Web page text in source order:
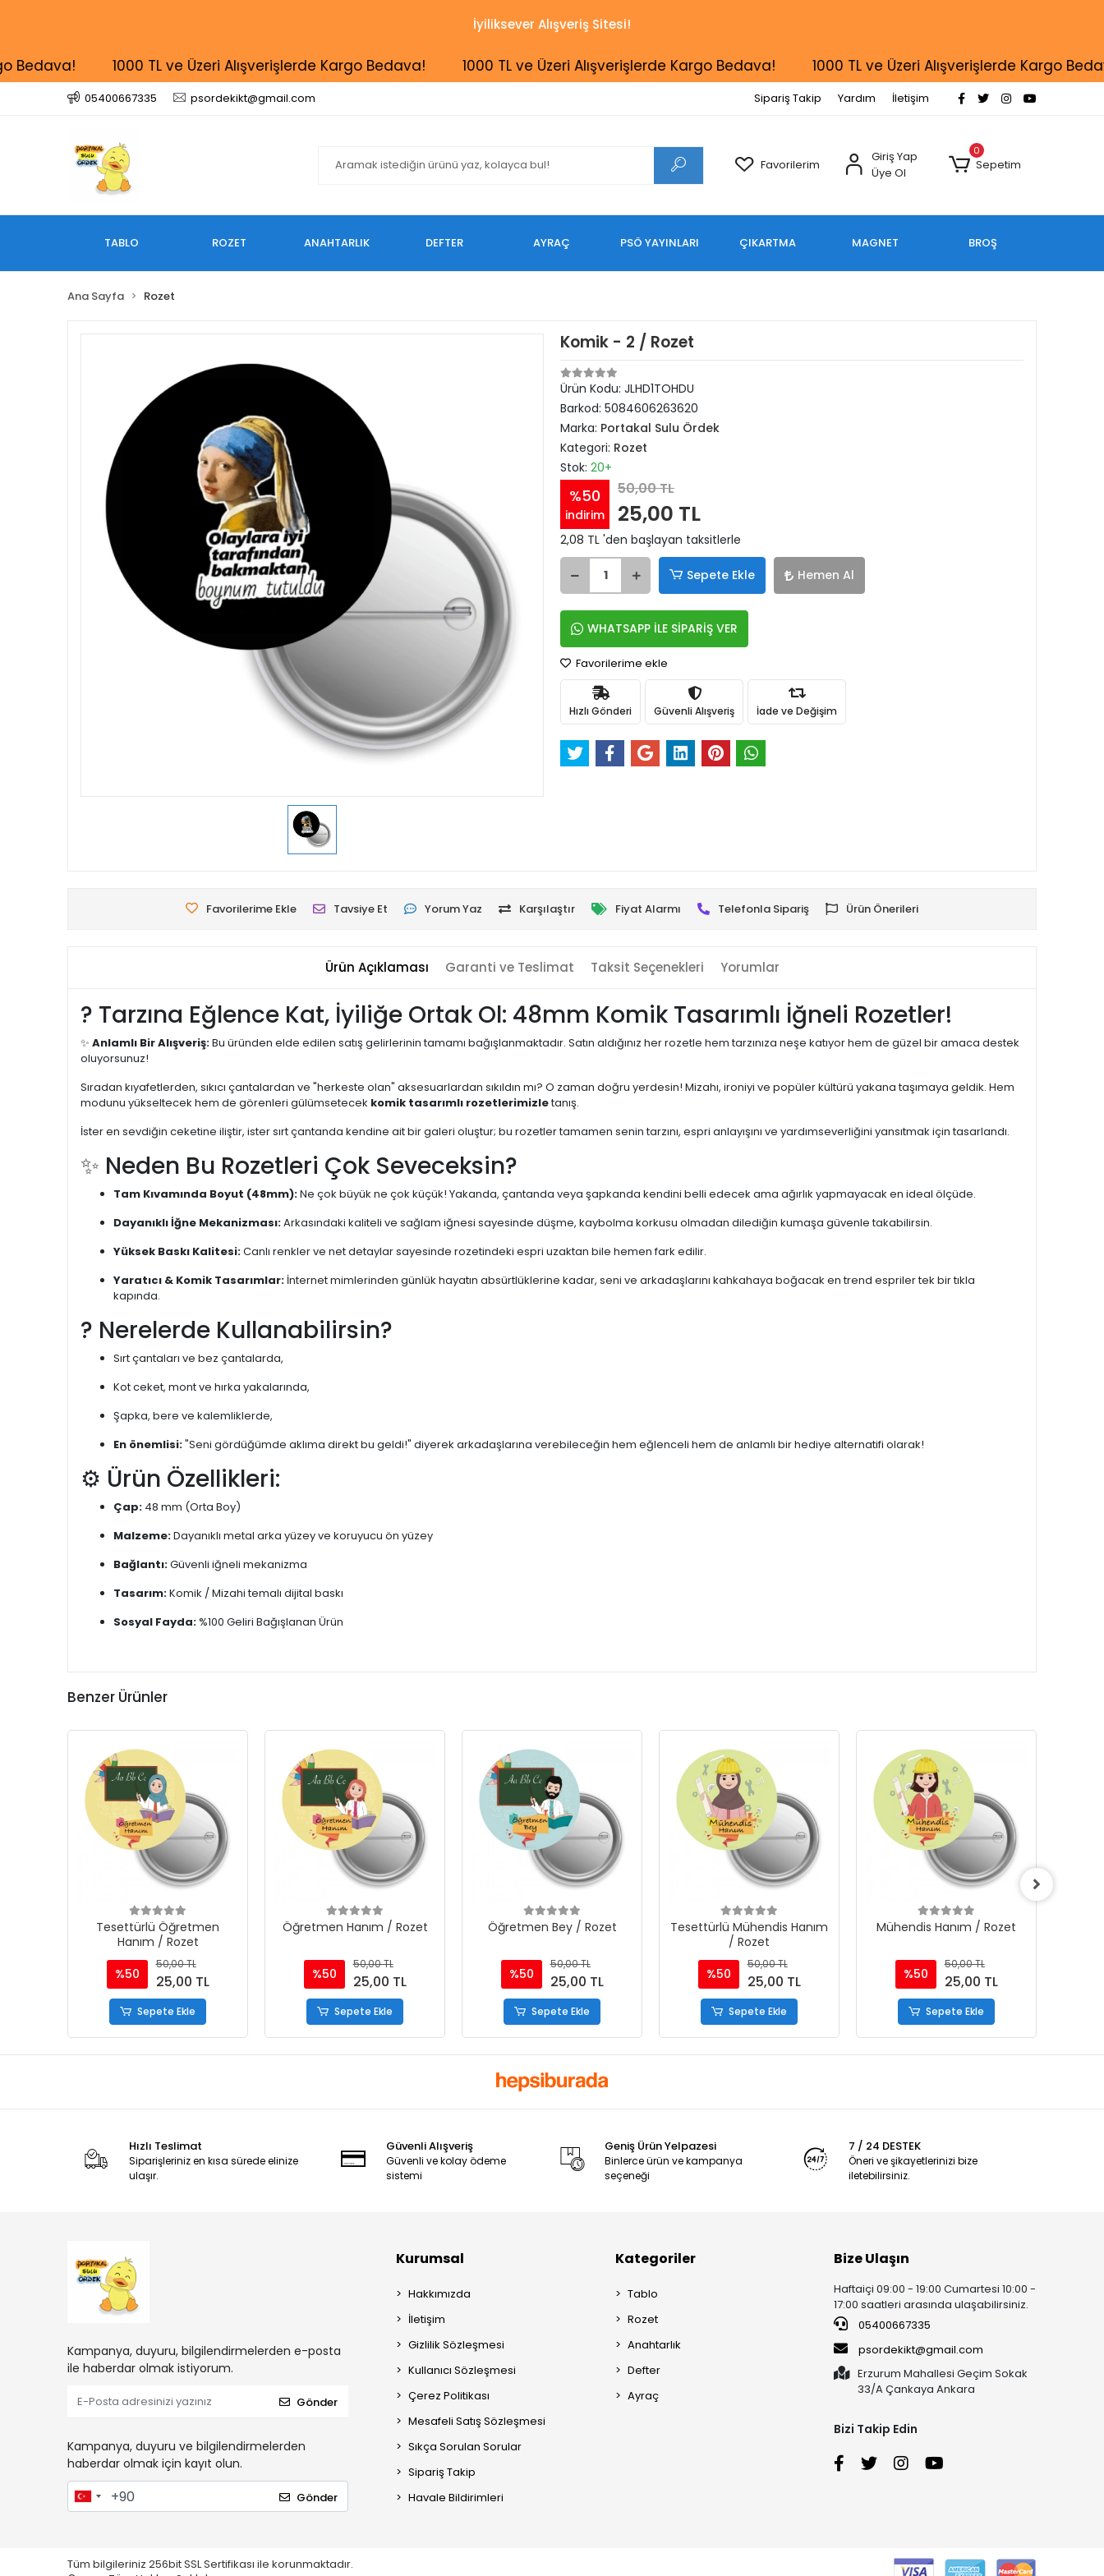
İyiliksever Alışveriş Sitesi!
1000 TL ve Üzeri Alışverişlerde Kargo Bedava! 1000 TL ve Üzeri Alışverişlerde Kargo Bedava! 1000 TL ve Üzeri Alışverişlerde Kargo Bedava!
05400667335 psordekikt@gmail.com Sipariş Takip Yardım İletişim
Favorilerim
Giriş Yap
Üye Ol
0
Sepetim
TABLO ROZET ANAHTARLIK DEFTER AYRAÇ PSÖ YAYINLARI ÇIKARTMA MAGNET BROŞ
Ana Sayfa Rozet
Komik - 2 / Rozet
Ürün Kodu: JLHD1TOHDU
Barkod: 5084606263620
Marka: Portakal Sulu Ördek
Kategori: Rozet
Stok: 20+
%50
indirim
50,00 TL
25,00 TL
2,08 TL 'den başlayan taksitlerle
Sepete Ekle Hemen Al
WHATSAPP İLE SİPARİŞ VER
Favorilerime ekle
Hızlı Gönderi Güvenli Alışveriş İade ve Değişim
Favorilerime Ekle Tavsiye Et Yorum Yaz Karşılaştır Fiyat Alarmı Telefonla Sipariş Ürün Önerileri
Ürün Açıklaması Garanti ve Teslimat Taksit Seçenekleri Yorumlar
? Tarzına Eğlence Kat, İyiliğe Ortak Ol: 48mm Komik Tasarımlı İğneli Rozetler!
✨ Anlamlı Bir Alışveriş:Bu üründen elde edilen satış gelirlerinin tamamı bağışlanmaktadır. Satın aldığınız her rozetle hem tarzınıza neşe katıyor hem de güzel bir amaca destek
oluyorsunuz!
Sıradan kıyafetlerden, sıkıcı çantalardan ve "herkeste olan" aksesuarlardan sıkıldın mı? O zaman doğru yerdesin! Mizahı, ironiyi ve popüler kültürü yakana taşımaya geldik. Hem
modunu yükseltecek hem de görenleri gülümsetecek komik tasarımlı rozetlerimizletanış.
İster en sevdiğin ceketine iliştir, ister sırt çantanda kendine ait bir galeri oluştur; bu rozetler tamamen senin tarzını, espri anlayışını ve yardımseverliğini yansıtmak için tasarlandı.
✨ Neden Bu Rozetleri Çok Seveceksin?
Tam Kıvamında Boyut (48mm):Ne çok büyük ne çok küçük! Yakanda, çantanda veya şapkanda kendini belli edecek ama ağırlık yapmayacak en ideal ölçüde.
Dayanıklı İğne Mekanizması:Arkasındaki kaliteli ve sağlam iğnesi sayesinde düşme, kaybolma korkusu olmadan dilediğin kumaşa güvenle takabilirsin.
Yüksek Baskı Kalitesi:Canlı renkler ve net detaylar sayesinde rozetindeki espri uzaktan bile hemen fark edilir.
Yaratıcı & Komik Tasarımlar: İnternet mimlerinden günlük hayatın absürtlüklerine kadar, seni ve arkadaşlarını kahkahaya boğacak en trend espriler tek bir tıkla
kapında.
? Nerelerde Kullanabilirsin?
Sırt çantaları ve bez çantalarda,
Kot ceket, mont ve hırka yakalarında,
Şapka, bere ve kalemliklerde,
En önemlisi:"Seni gördüğümde aklıma direkt bu geldi!" diyerek arkadaşlarına verebileceğin hem eğlenceli hem de anlamlı bir hediye alternatifi olarak!
⚙️ Ürün Özellikleri:
Çap: 48 mm (Orta Boy)
Malzeme:Dayanıklı metal arka yüzey ve koruyucu ön yüzey
Bağlantı:Güvenli iğneli mekanizma
Tasarım:Komik / Mizahi temalı dijital baskı
Sosyal Fayda: %100 Geliri Bağışlanan Ürün
Benzer Ürünler
Tesettürlü Öğretmen
Hanım / Rozet
%50
50,00 TL
25,00 TL
Sepete Ekle
Öğretmen Hanım / Rozet
%50
50,00 TL
25,00 TL
Sepete Ekle
Öğretmen Bey / Rozet
%50
50,00 TL
25,00 TL
Sepete Ekle
Tesettürlü Mühendis Hanım
/ Rozet
%50
50,00 TL
25,00 TL
Sepete Ekle
Mühendis Hanım / Rozet
%50
50,00 TL
25,00 TL
Sepete Ekle
Hızlı Teslimat
Siparişleriniz en kısa sürede elinize
ulaşır.
Güvenli Alışveriş
Güvenli ve kolay ödeme
sistemi
Geniş Ürün Yelpazesi
Binlerce ürün ve kampanya
seçeneği
7 / 24 DESTEK
Öneri ve şikayetlerinizi bize
iletebilirsiniz.
Kampanya, duyuru, bilgilendirmelerden e-posta
ile haberdar olmak istiyorum.
Gönder
Kampanya, duyuru ve bilgilendirmelerden
haberdar olmak için kayıt olun.
Gönder
Kurumsal
Hakkımızda
İletişim
Gizlilik Sözleşmesi
Kullanıcı Sözleşmesi
Çerez Politikası
Mesafeli Satış Sözleşmesi
Sıkça Sorulan Sorular
Sipariş Takip
Havale Bildirimleri
Kategoriler
Tablo
Rozet
Anahtarlık
Defter
Ayraç
Bize Ulaşın
Haftaiçi 09:00 - 19:00 Cumartesi 10:00 -
17:00 saatleri arasında ulaşabilirsiniz.
05400667335
psordekikt@gmail.com
Erzurum Mahallesi Geçim Sokak
33/A Çankaya Ankara
Bizi Takip Edin
Tüm bilgileriniz 256bit SSL Sertifikası ile korunmaktadır.